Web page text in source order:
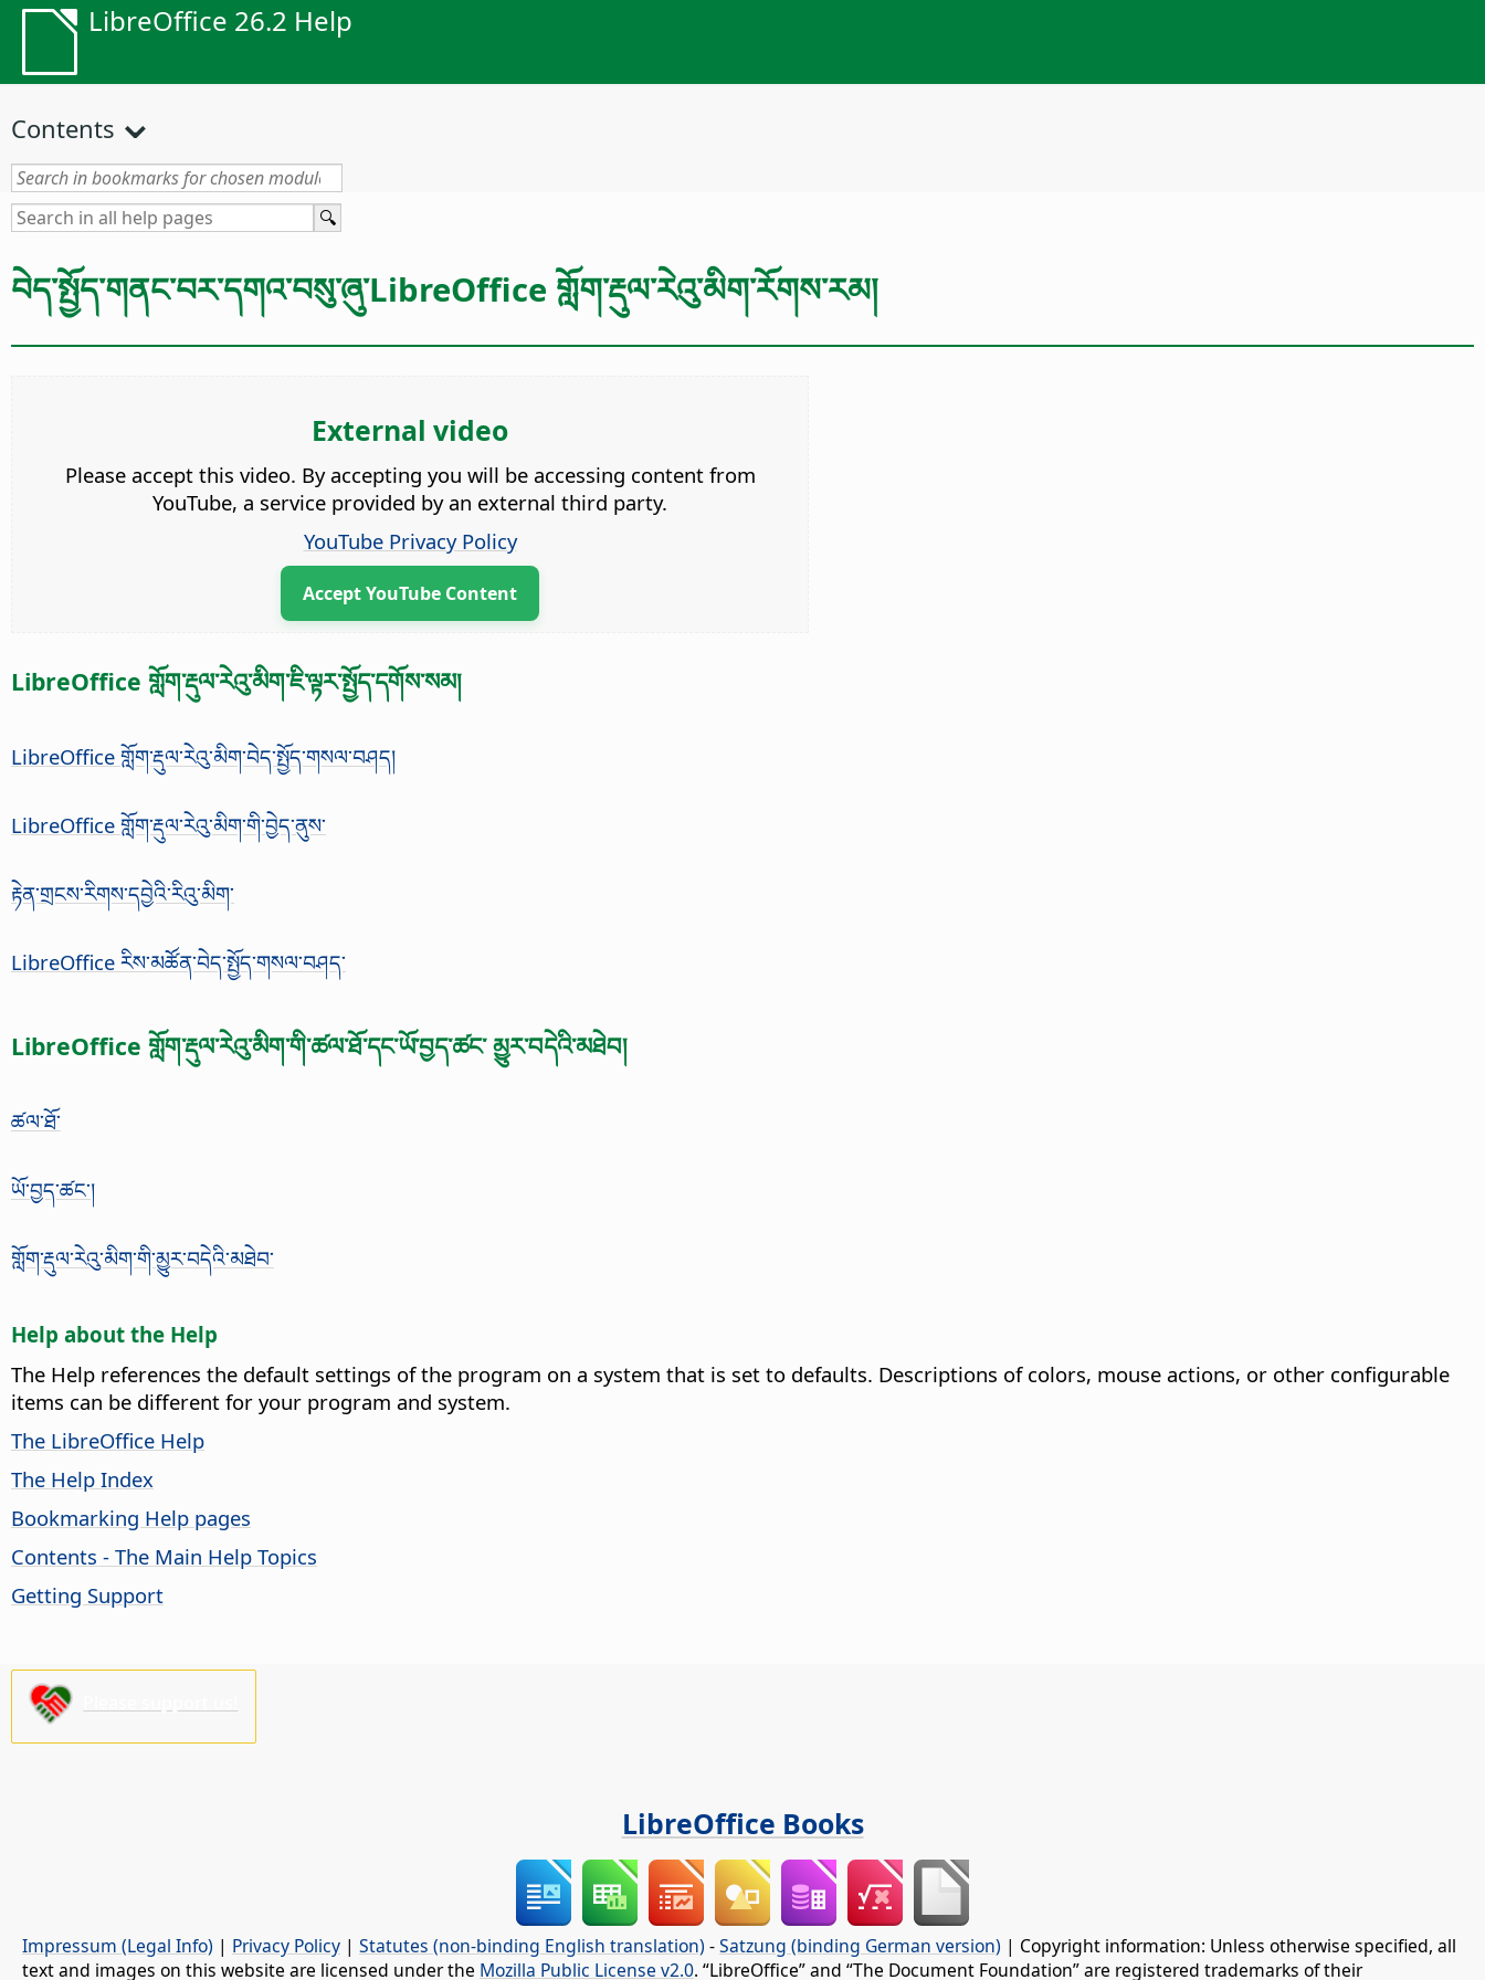
LibreOffice 26.2 Help
Contents
བེད་སྤྱོད་གནང་བར་དགའ་བསུ་ཞུ་LibreOffice གློག་རྡུལ་རེའུ་མིག་རོགས་རམ།
External video
Please accept this video. By accepting you will be accessing content from
YouTube, a service provided by an external third party.
YouTube Privacy Policy
Accept YouTube Content
LibreOffice གློག་རྡུལ་རེའུ་མིག་ཇི་ལྟར་སྤྱོད་དགོས་སམ།
LibreOffice གློག་རྡུལ་རེའུ་མིག་བེད་སྤྱོད་གསལ་བཤད།
LibreOffice གློག་རྡུལ་རེའུ་མིག་གི་བྱེད་ནུས་
རྟེན་གྲངས་རིགས་དབྱེའི་རིའུ་མིག་
LibreOffice རིས་མཚོན་བེད་སྤྱོད་གསལ་བཤད་
LibreOffice གློག་རྡུལ་རེའུ་མིག་གི་ཚལ་ཐོ་དང་ཡོ་བྱད་ཚང་ མྱུར་བདེའི་མཐེབ།
ཚལ་ཐོ་
ཡོ་བྱད་ཚང་།
གློག་རྡུལ་རེའུ་མིག་གི་མྱུར་བདེའི་མཐེབ་
Help about the Help
The Help references the default settings of the program on a system that is set to defaults. Descriptions of colors, mouse actions, or other configurable
items can be different for your program and system.
The LibreOffice Help
The Help Index
Bookmarking Help pages
Contents - The Main Help Topics
Getting Support
LibreOffice Books
Impressum (Legal Info) | Privacy Policy | Statutes (non-binding English translation) -Satzung (binding German version) | Copyright information: Unless otherwise specified, all
text and images on this website are licensed under the Mozilla Public License v2.0. “LibreOffice” and “The Document Foundation” are registered trademarks of their